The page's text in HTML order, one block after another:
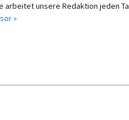
arbeitet unsere Redaktion jeden
»